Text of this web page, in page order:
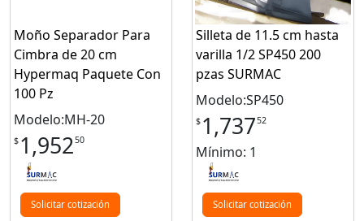
Moño Separador Para
Cimbra de 20 cm
Hypermaq Paquete Con
100 Pz
Modelo:MH-20
$ 1,95250
Solicitar cotización
Silleta de 11.5 cm hasta
varilla 1/2 SP450 200
pzas SURMAC
Modelo:SP450
$ 1,73752
Mínimo: 1
Solicitar cotización